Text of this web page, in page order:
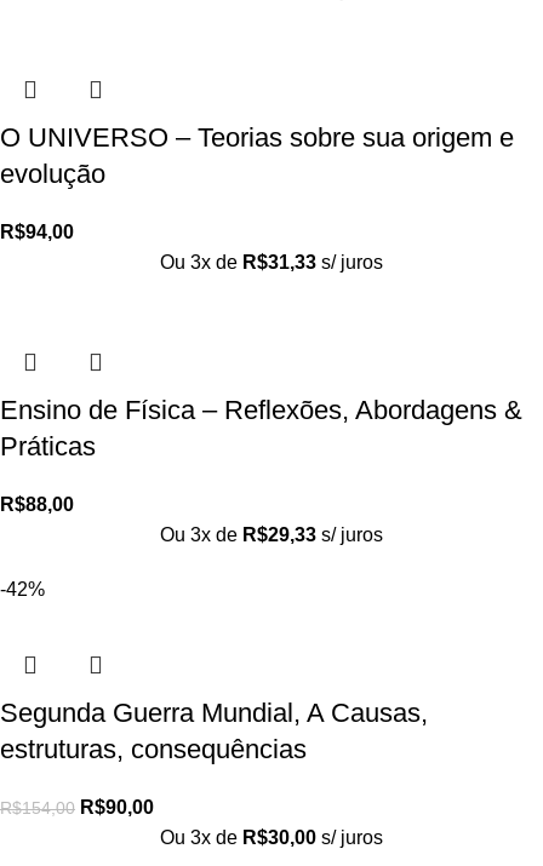
O UNIVERSO – Teorias sobre sua origem e
evolução
R$94,00
Ou 3x de R$31,33 s/ juros
Ensino de Física – Reflexões, Abordagens &
Práticas
R$88,00
Ou 3x de R$29,33 s/ juros
-42%
Segunda Guerra Mundial, A Causas,
estruturas, consequências
R$154,00 R$90,00
Ou 3x de R$30,00 s/ juros